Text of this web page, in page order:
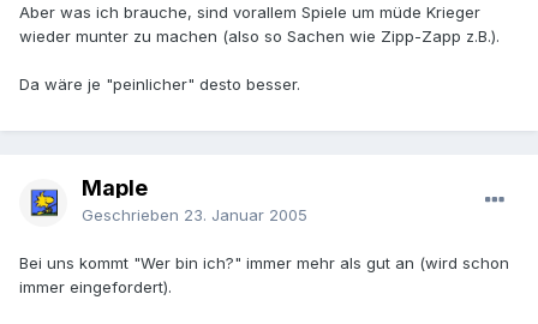
Aber was ich brauche, sind vorallem Spiele um müde Krieger
wieder munter zu machen (also so Sachen wie Zipp-Zapp z.B.).
Da wäre je "peinlicher" desto besser.
Maple
Geschrieben 23. Januar 2005
Bei uns kommt "Wer bin ich?" immer mehr als gut an (wird schon
immer eingefordert).